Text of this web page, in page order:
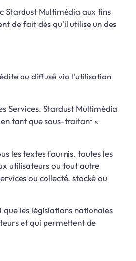
Stardust Multimédia aux fins
de fait dès qu'il utilise un des
ou diffusé via l'utilisation
Services. Stardust Multimédia
tant que sous-traitant «
les textes fournis, toutes les
utilisateurs ou tout autre
ou collecté, stocké ou
que les législations nationales
et qui permettent de